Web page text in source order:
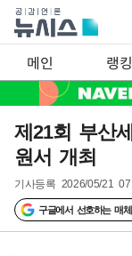
메인 랭킹
제21회 부산
원서 개최
기사등록 2026/05/21
구글에서 선호하는 매